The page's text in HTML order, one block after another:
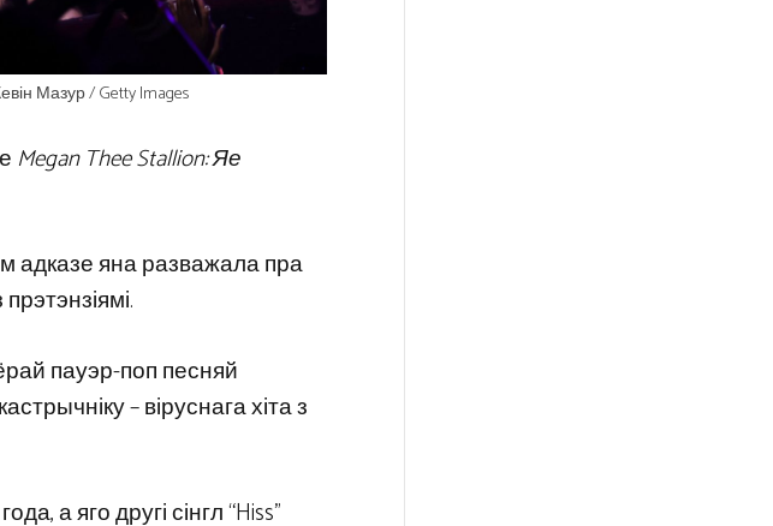
Мазур / Getty Images
Megan Thee Stallion: Яе
адказе яна разважала пра
пауэр-поп песняй
– віруснага хіта з
а яго другі сінгл “Hiss”